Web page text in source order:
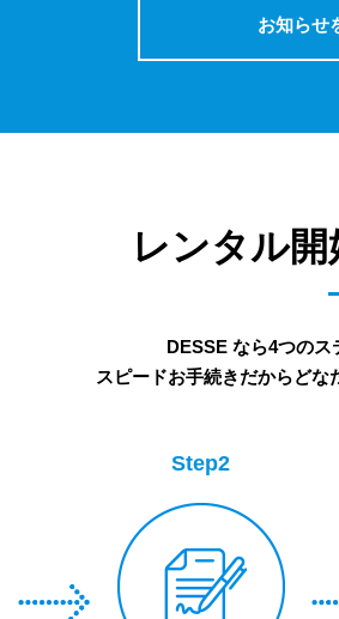
お知らせ
レンタル
DESSE なら4つのス
スピードお手続きだからどな
Step2